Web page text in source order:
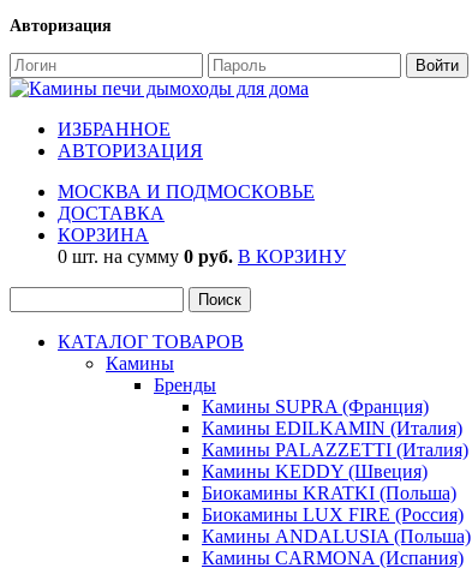
Авторизация
ИЗБРАННОЕ
АВТОРИЗАЦИЯ
МОСКВА И ПОДМОСКОВЬЕ
ДОСТАВКА
КОРЗИНА
0 шт. на сумму 0 руб. В КОРЗИНУ
КАТАЛОГ ТОВАРОВ
Камины
Бренды
Камины SUPRA (Франция)
Камины EDILKAMIN (Италия)
Камины PALAZZETTI (Италия)
Камины KEDDY (Швеция)
Биокамины KRATKI (Польша)
Биокамины LUX FIRE (Россия)
Камины ANDALUSIA (Польша)
Камины CARMONA (Испания)